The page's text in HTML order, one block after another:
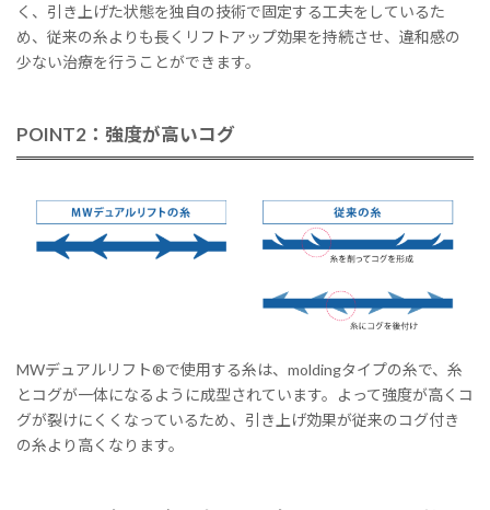
く、引き上げた状態を独自の技術で固定する工夫をしているた
め、従来の糸よりも長くリフトアップ効果を持続させ、違和感の
少ない治療を行うことができます。
POINT2：強度が高いコグ
MWデュアルリフト®で使用する糸は、moldingタイプの糸で、糸
とコグが一体になるように成型されています。よって強度が高くコ
グが裂けにくくなっているため、引き上げ効果が従来のコグ付き
の糸より高くなります。